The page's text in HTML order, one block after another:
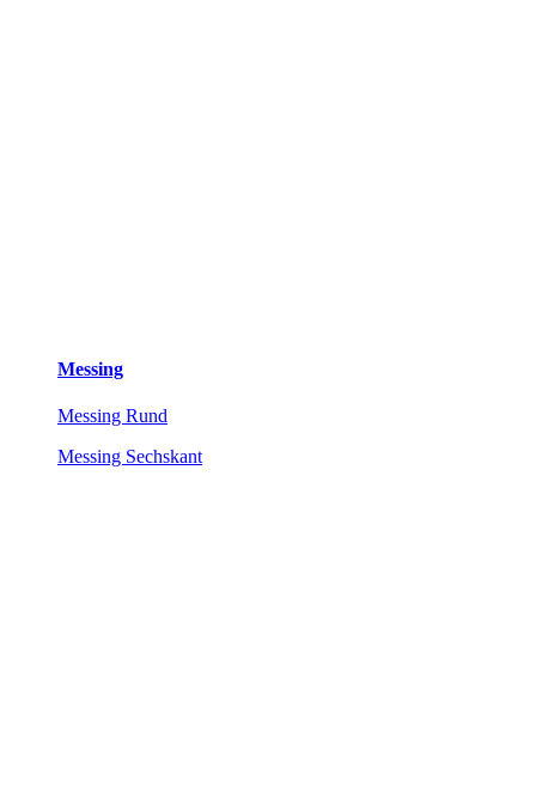
Messing
Messing Rund
Messing Sechskant